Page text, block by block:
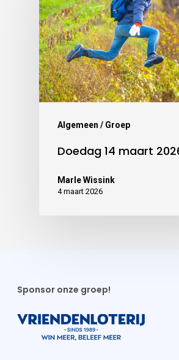
Algemeen / Groep
Doedag 14 maart
Marle Wissink
4 maart 2026
Sponsor onze groep!